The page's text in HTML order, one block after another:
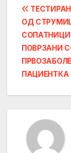
Post
ОД
СОПАТНИЦИ
ПОВРЗАНИ
ПАЦИЕНТКА